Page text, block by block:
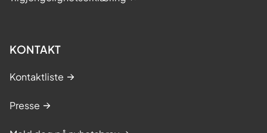
KONTAKT
Kontaktliste
Presse